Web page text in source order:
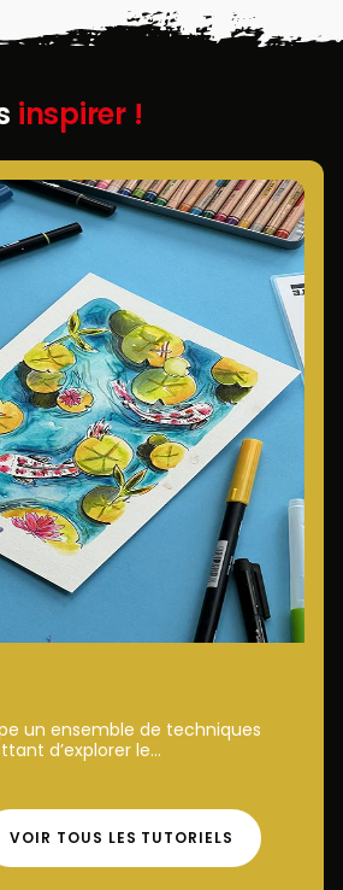
inspirer !
un ensemble de techniques
d’explorer le...
VOIR TOUS LES TUTORIELS